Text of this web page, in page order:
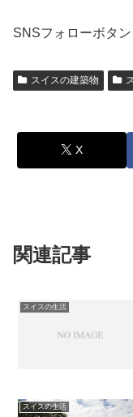
SNSフォローボタン
スイスの建築物
X
関連記事
スイスの生活
スイスの生活